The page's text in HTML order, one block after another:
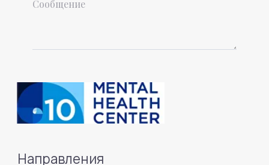
Отправить
Я согласен с обработкой моих